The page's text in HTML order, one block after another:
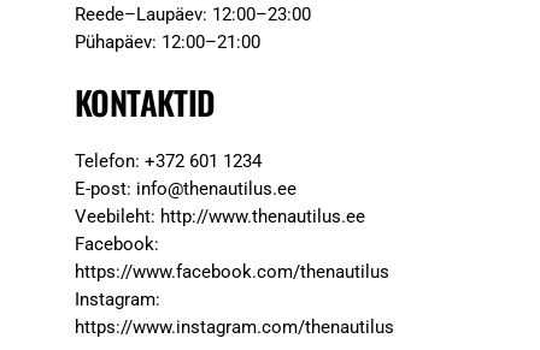
Reede–Laupäev: 12:00–23:00
Pühapäev: 12:00–21:00
KONTAKTID
Telefon: +372 601 1234
E-post: info@thenautilus.ee
Veebileht: http://www.thenautilus.ee
Facebook:
https://www.facebook.com/thenautilus
Instagram:
https://www.instagram.com/thenautilus